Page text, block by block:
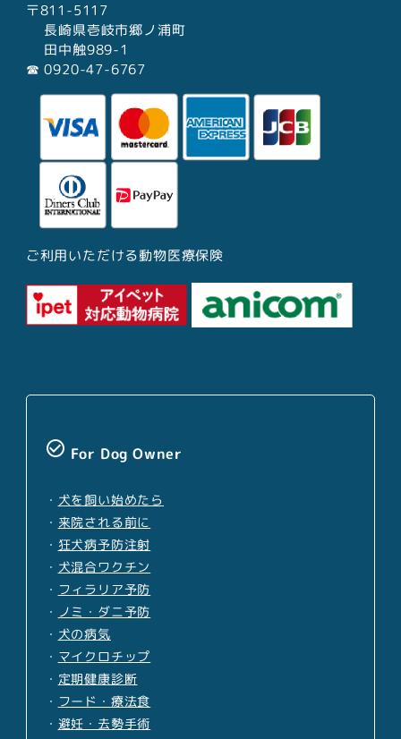
〒811-5117
長崎県壱岐市郷ノ浦町
田中触989-1
☎︎ 0920-47-6767
ご利用いただける動物医療保険
check_circle_outline For Dog Owner
・ 犬を飼い始めたら
・ 来院される前に
・ 狂犬病予防注射
・ 犬混合ワクチン
・ フィラリア予防
・ ノミ・ダニ予防
・ 犬の病気
・ マイクロチップ
・ 定期健康診断
・ フード・療法食
・ 避妊・去勢手術